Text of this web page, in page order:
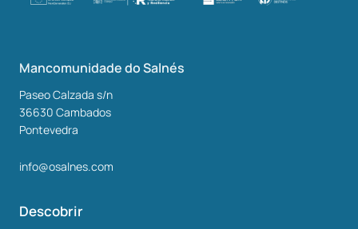
Mancomunidade do Salnés
Paseo Calzada s/n
36630 Cambados
Pontevedra
info@osalnes.com
Descobrir